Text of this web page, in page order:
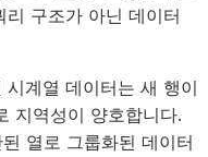
구조가 아닌 데이터
계열 데이터는 새 행이
지역성이 양호합니다.
열로 그룹화된 데이터